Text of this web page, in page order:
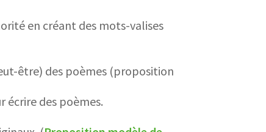
en créant des mots-valises
être) des poèmes (proposition
des poèmes.